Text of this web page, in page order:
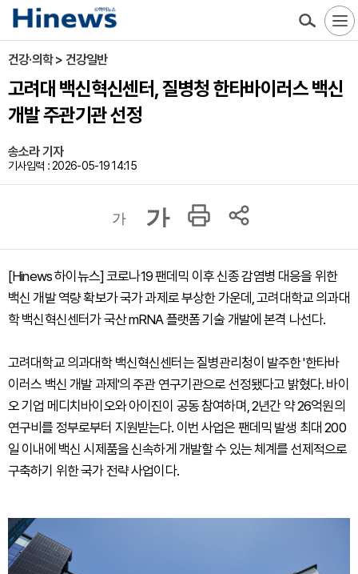
건강·의학 > 건강일반
고려대 백신혁신센터, 질병청 한타바이러스 백신
개발 주관기관 선정
송소라 기자
기사입력 : 2026-05-19 14:15
가 가
[Hinews 하이뉴스] 코로나19 팬데믹 이후 신종 감염병 대응을 위한
백신 개발 역량 확보가 국가 과제로 부상한 가운데, 고려대학교 의과대
학 백신혁신센터가 국산 mRNA 플랫폼 기술 개발에 본격 나선다.
고려대학교 의과대학 백신혁신센터는 질병관리청이 발주한 '한타바
이러스 백신 개발 과제'의 주관 연구기관으로 선정됐다고 밝혔다. 바이
오 기업 메디치바이오와 아이진이 공동 참여하며, 2년간 약 26억원의
연구비를 정부로부터 지원받는다. 이번 사업은 팬데믹 발생 최대 200
일 이내에 백신 시제품을 신속하게 개발할 수 있는 체계를 선제적으로
구축하기 위한 국가 전략 사업이다.